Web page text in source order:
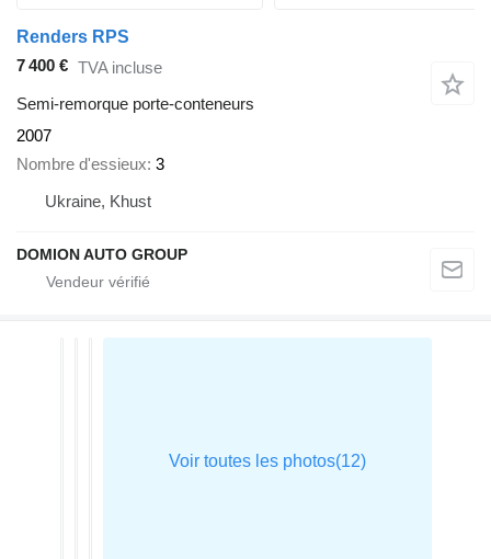
Renders RPS
7 400 € TVA incluse
Semi-remorque porte-conteneurs
2007
Nombre d'essieux 3
Ukraine, Khust
DOMION AUTO GROUP